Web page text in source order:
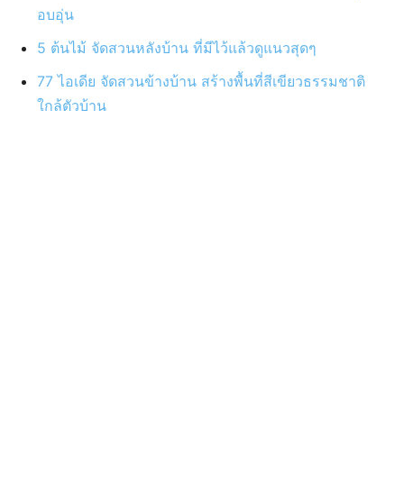
อบอุ่น
5 ต้นไม้ จัดสวนหลังบ้าน ที่มีไว้แล้วดูแนวสุดๆ
77 ไอเดีย จัดสวนข้างบ้าน สร้างพื้นที่สีเขียวธรรมชาติ
ใกล้ตัวบ้าน